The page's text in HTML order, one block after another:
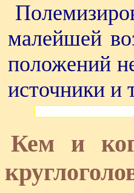
малейшей
положений
источники и
Кем и